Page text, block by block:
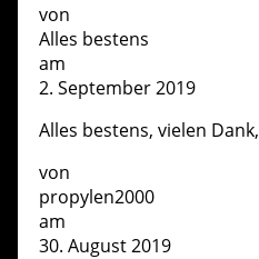
von
Alles bestens
am
2. September 2019
Alles bestens, vielen Dank,
von
propylen2000
am
30. August 2019